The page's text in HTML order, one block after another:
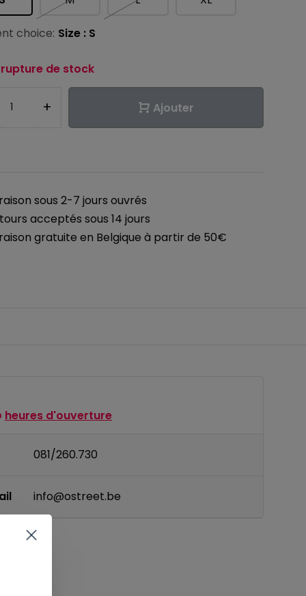
choice: Size : S
rupture de stock
+ Ajouter
sous 2-7 jours ouvrés
acceptés sous 14 jours
gratuite en Belgique à partir de 50€
heures d'ouverture
081/260.730
info@ostreet.be